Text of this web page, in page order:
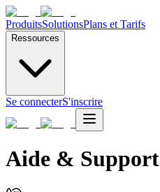
ProduitsSolutionsPlans et Tarifs
Ressources
Se connecterS'inscrire
Aide & Support